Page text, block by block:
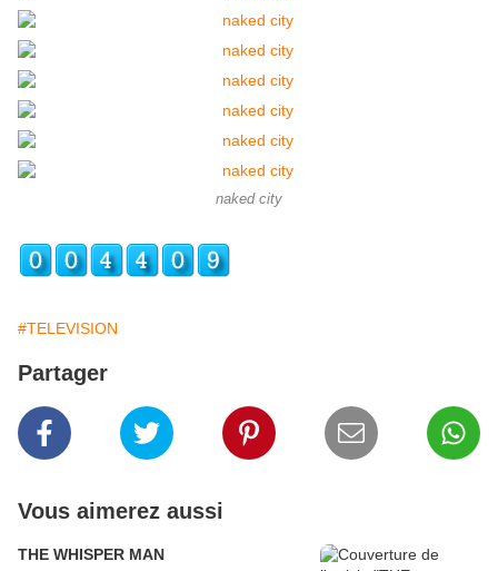
naked city
#TELEVISION
Partager
Vous aimerez aussi
THE WHISPER MAN